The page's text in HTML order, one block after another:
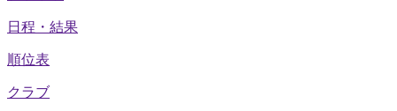
日程・結果
順位表
クラブ